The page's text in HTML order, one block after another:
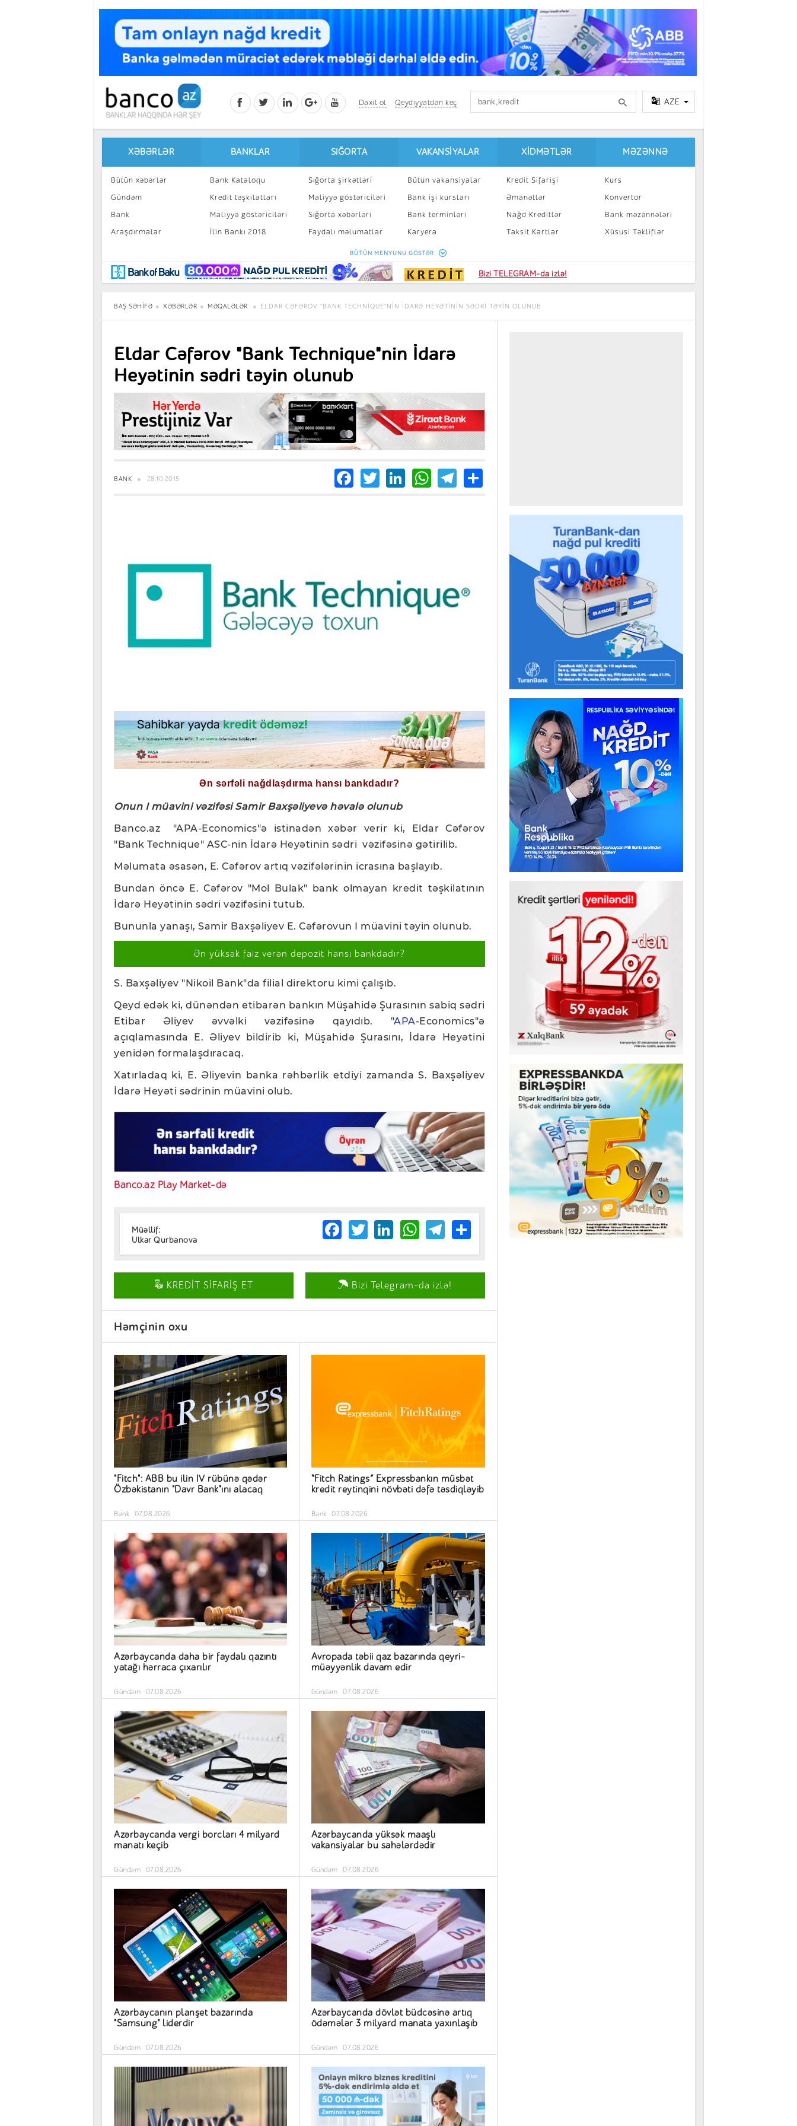
Daxil ol Qeydiyyatdan keç AZE
XƏBƏRLƏR
Bütün xəbərlər
Gündəm
Bank
Araşdırmalar
Maraqlı
BancoTV
Müsahibə
BANKLAR
Bank Kataloqu
Kredit təşkilatları
Maliyyə göstəriciləri
İlin Bankı 2018
SIĞORTA
Sığorta şirkətləri
Maliyyə göstəriciləri
Sığorta xəbərləri
Faydalı məlumatlar
Sığorta kalkulyatoru
VAKANSIYALAR
Bütün vakansiyalar
Bank işi kursları
Bank terminləri
Karyera
Peşakar inkişaf
XIDMƏTLƏR
Kredit Sifarişi
Əmanətlər
Nağd Kreditlər
Taksit Kartlar
Kart sifarişi
MƏZƏNNƏ
Kurs
Konvertor
Bank məzənnələri
Xüsusi Təkliflər
BÜTÜN MENYUNU GÖSTƏR
Bizi TELEGRAM-da izlə!
BAŞ SƏHIFƏ XƏBƏRLƏR MƏQALƏLƏR ELDAR CƏFƏROV "BANK TECHNIQUE"NIN İDARƏ HEYƏTININ SƏDRI TƏYIN OLUNUB
Eldar Cəfərov "Bank Technique"nin İdarə
Heyətinin sədri təyin olunub
BANK 28.10.2015 Facebook
TwitterLinkedIn
WhatsApp
Telegram
Share
Ən sərfəli nağdlaşdırma hansı bankdadır?
Onun I müavini vəzifəsi Samir Baxşəliyevə həvalə olunub
Banco.az "APA-Economics"ə istinadən xəbər verir ki, Eldar Cəfərov
"Bank Technique" ASC-nin İdarə Heyətinin sədri vəzifəsinə gətirilib.
Məlumata əsasən, E. Cəfərov artıq vəzifələrinin icrasına başlayıb.
Bundan öncə E. Cəfərov "Mol Bulak" bank olmayan kredit təşkilatının
İdarə Heyətinin sədri vəzifəsini tutub.
Bununla yanaşı, Samir Baxşəliyev E. Cəfərovun I müavini təyin olunub.
Ən yüksək faiz verən depozit hansı bankdadır?
S. Baxşəliyev "Nikoil Bank"da filial direktoru kimi çalışıb.
Qeyd edək ki, dünəndən etibarən bankın Müşahidə Şurasının sabiq sədri
Etibar Əliyev əvvəlki vəzifəsinə qayıdıb. "APA-Economics"ə
açıqlamasında E. Əliyev bildirib ki, Müşahidə Şurasını, İdarə Heyətini
yenidən formalaşdıracaq.
Xatırladaq ki, E. Əliyevin banka rəhbərlik etdiyi zamanda S. Baxşəliyev
İdarə Heyəti sədrinin müavini olub.
Banco.az Play Market-də
Müəllif:
Ulkar Qurbanova
Facebook
TwitterLinkedIn
WhatsApp
Telegram
Share
KREDİT SİFARİŞ ET Bizi Telegram-da izlə!
Həmçinin oxu
"Fitch": ABB bu ilin IV rübünə qədər
Özbəkistanın "Davr Bank"ını alacaq
Bank 07.08.2026
“Fitch Ratings” Expressbankın müsbət
kredit reytinqini növbəti dəfə təsdiqləyib
Bank 07.08.2026
Azərbaycanda daha bir faydalı qazıntı
yatağı hərraca çıxarılır
Gündəm 07.08.2026
Avropada təbii qaz bazarında qeyri-
müəyyənlik davam edir
Gündəm 07.08.2026
Azərbaycanda vergi borcları 4 milyard
manatı keçib
Gündəm 07.08.2026
Azərbaycanda yüksək maaşlı
vakansiyalar bu sahələrdədir
Gündəm 07.08.2026
Azərbaycanın planşet bazarında
"Samsung" liderdir
Gündəm 07.08.2026
Azərbaycanda dövlət büdcəsinə artıq
ödəmələr 3 milyard manata yaxınlaşıb
Gündəm 07.08.2026